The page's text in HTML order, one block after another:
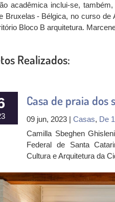
acadêmica inclui-se,
Bruxelas - Bélgica, no curso de
Bloco B arquitetura.
Realizados:
Casa de praia dos
09 jun, 2023 | Casas, De
Camilla Sbeghen
Federal de Santa
Cultura e Arquitetura da